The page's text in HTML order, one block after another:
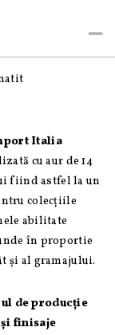
Italia
cu aur de 14
fiind astfel la un
colecțiile
abilitate
în proportie
și al gramajului.
de producție
finisaje